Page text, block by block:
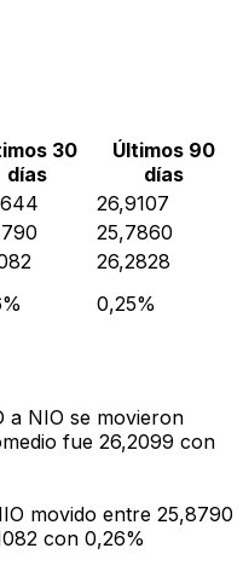
30
días
Últimos 90
días
26,9107
25,7860
26,2828
0,25%
a NIO se movieron
fue 26,2099 con
movido entre 25,8790
con 0,26%